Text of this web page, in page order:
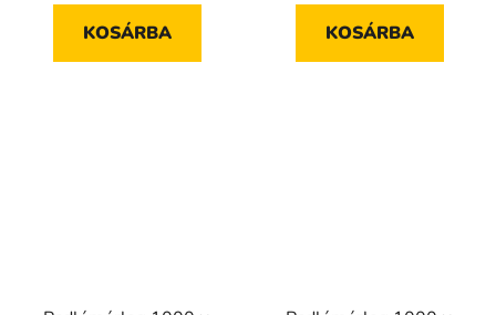
KOSÁRBA KOSÁRBA